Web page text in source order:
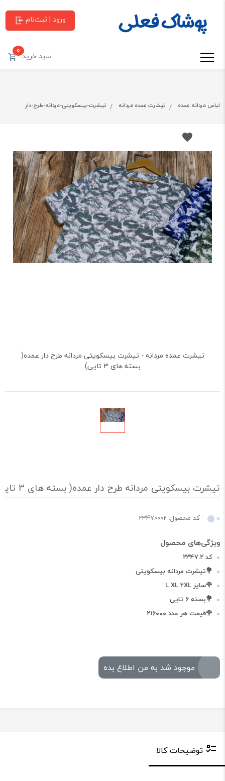
ورود | ثبت‌نام
سبد خرید0
لباس مردانه عمده تیشرت عمده مردانه تیشرت-بیسکویتی-مردانه-طرح-دار
تیشرت عمده مردانه - تیشرت بیسکویتی مردانه طرح دار عمده(
بسته های 3 تایی)
تیشرت بیسکویتی مردانه طرح دار عمده( بسته های 3 تایی)
کد محصول: 23470002
کد ۲۳۴۷.۲
💐تیشرت مردانه بیسکویتی
🌹سایز L XL 2XL
💐بسته ۶ تایی
🌹قیمت هر عدد ۲۱۶۰۰۰
موجود شد به من اطلاع بده
توضیحات کالا